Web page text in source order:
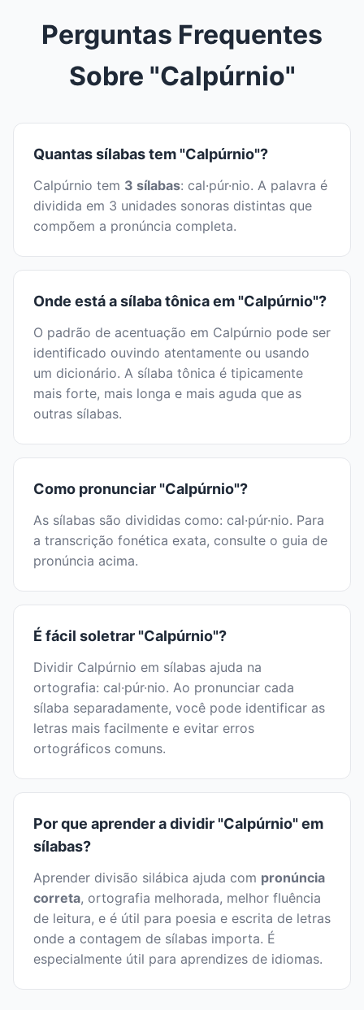
Perguntas Frequentes
Sobre "Calpúrnio"
Quantas sílabas tem "Calpúrnio"?
Calpúrnio tem 3 sílabas: cal·púr·nio. A palavra é
dividida em 3 unidades sonoras distintas que
compõem a pronúncia completa.
Onde está a sílaba tônica em "Calpúrnio"?
O padrão de acentuação em Calpúrnio pode ser
identificado ouvindo atentamente ou usando
um dicionário. A sílaba tônica é tipicamente
mais forte, mais longa e mais aguda que as
outras sílabas.
Como pronunciar "Calpúrnio"?
As sílabas são divididas como: cal·púr·nio. Para
a transcrição fonética exata, consulte o guia de
pronúncia acima.
É fácil soletrar "Calpúrnio"?
Dividir Calpúrnio em sílabas ajuda na
ortografia: cal·púr·nio. Ao pronunciar cada
sílaba separadamente, você pode identificar as
letras mais facilmente e evitar erros
ortográficos comuns.
Por que aprender a dividir "Calpúrnio" em
sílabas?
Aprender divisão silábica ajuda com pronúncia
correta, ortografia melhorada, melhor fluência
de leitura, e é útil para poesia e escrita de letras
onde a contagem de sílabas importa. É
especialmente útil para aprendizes de idiomas.